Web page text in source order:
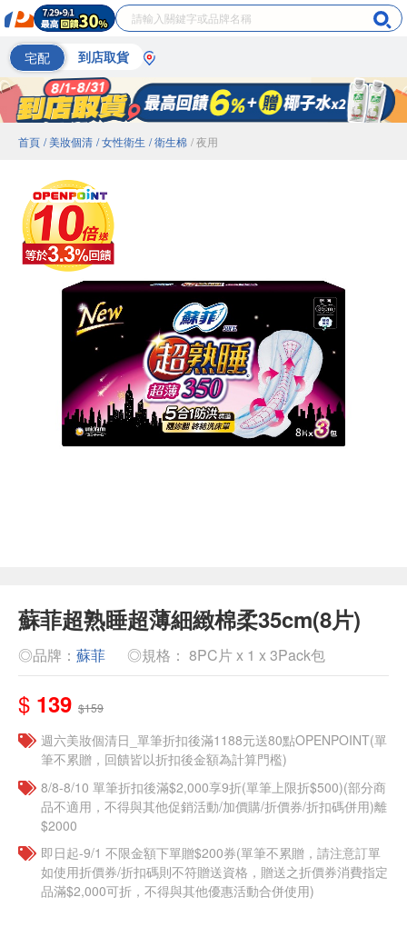
宅配 到店取貨
首頁 / 美妝個清 / 女性衛生 / 衛生棉 / 夜用
蘇菲超熟睡超薄細緻棉柔35cm(8片)
◎品牌： 蘇菲 ◎規格： 8PC片 x 1 x 3Pack包
$ 139 $159
週六美妝個清日_單筆折扣後滿1188元送80點OPENPOINT(單
筆不累贈，回饋皆以折扣後金額為計算門檻)
8/8-8/10 單筆折扣後滿$2,000享9折(單筆上限折$500)(部分商
品不適用，不得與其他促銷活動/加價購/折價券/折扣碼併用)離
$2000
即日起-9/1 不限金額下單贈$200券(單筆不累贈，請注意訂單
如使用折價券/折扣碼則不符贈送資格，贈送之折價券消費指定
品滿$2,000可折，不得與其他優惠活動合併使用)